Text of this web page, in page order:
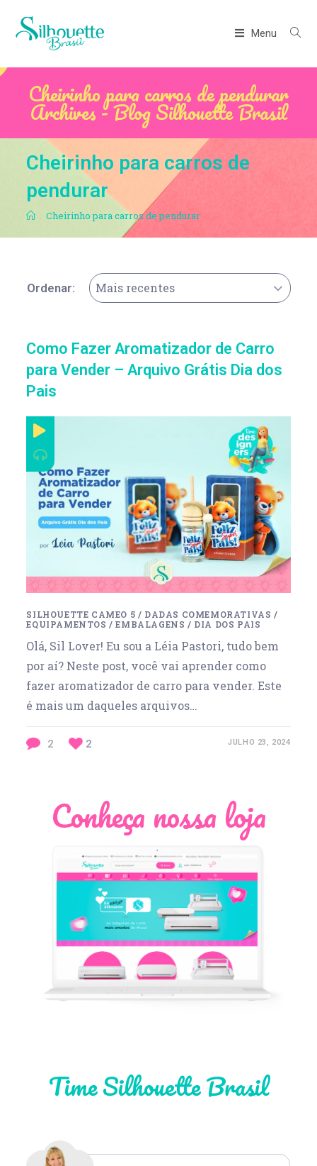
Menu
Cheirinho para carros de pendurar
Archives - Blog Silhouette Brasil
Cheirinho para carros de
pendurar
. Cheirinho para carros de pendurar
Ordenar: Mais recentes
Como Fazer Aromatizador de Carro
para Vender – Arquivo Grátis Dia dos
Pais
SILHOUETTE CAMEO 5 / DADAS COMEMORATIVAS /
EQUIPAMENTOS /EMBALAGENS / DIA DOS PAIS
Olá, Sil Lover! Eu sou a Léia Pastori, tudo bem
por aí? Neste post, você vai aprender como
fazer aromatizador de carro para vender. Este
é mais um daqueles arquivos…
2 2 JULHO 23, 2024
Conheça nossa loja
Time Silhouette Brasil
Léia Pastori
Thiara Ney